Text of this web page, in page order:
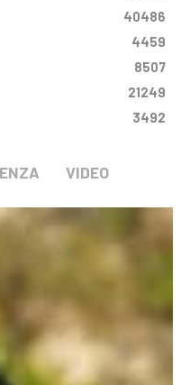
40486
4459
8507
21249
3492
VIDEO